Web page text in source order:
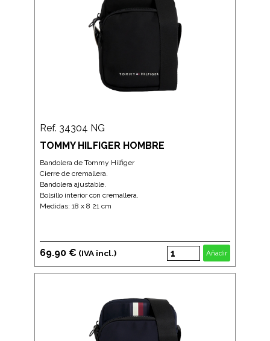
Ref. 34304 NG
TOMMY HILFIGER HOMBRE
Bandolera de Tommy Hilfiger
Cierre de cremallera.
Bandolera ajustable.
Bolsillo interior con cremallera.
Medidas: 18 x 8 21 cm
69.90 € (IVA incl.) Añadir